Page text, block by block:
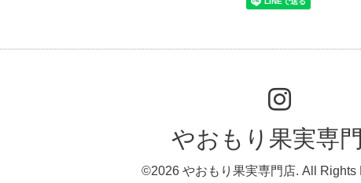
やおもり果実専
©2026 やおもり果実専門店. All Rights